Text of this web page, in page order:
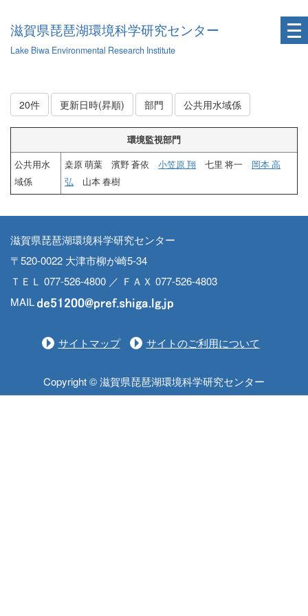
滋賀県琵琶湖環境科学研究センター
Lake Biwa Environmental Research Institute
20件 更新日時(昇順) 部門 公共用水域係
環境監視部門
公共用水
域係
桒原 萌葉 濱野 蒼依 小笠原 翔 七里 将一 岡本 高
弘 山本 春樹
滋賀県琵琶湖環境科学研究センター
〒520-0022 大津市柳が崎5-34
ＴＥＬ 077-526-4800 ／ ＦＡＸ 077-526-4803
MAIL
サイトマップ サイトのご利用について
Copyright © 滋賀県琵琶湖環境科学研究センター